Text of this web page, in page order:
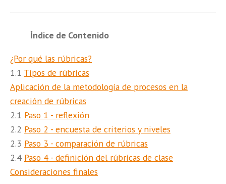
Índice de Contenido
¿Por qué las rúbricas?
1.1 Tipos de rúbricas
Aplicación de la metodología de procesos en la
creación de rúbricas
2.1 Paso 1 - reflexión
2.2 Paso 2 - encuesta de criterios y niveles
2.3 Paso 3 - comparación de rúbricas
2.4 Paso 4 - definición del rúbricas de clase
Consideraciones finales